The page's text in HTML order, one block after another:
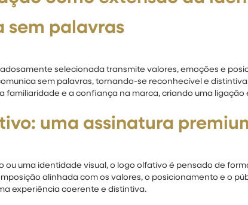
sem palavras
selecionada transmite valores, emoções e
sem palavras, tornando-se reconhecível e
familiaridade e a confiança na marca, criando uma ligação
uma assinatura
ou uma identidade visual, o logo olfativo é pensado de
alinhada com os valores, o posicionamento e o
experiência coerente e distintiva.